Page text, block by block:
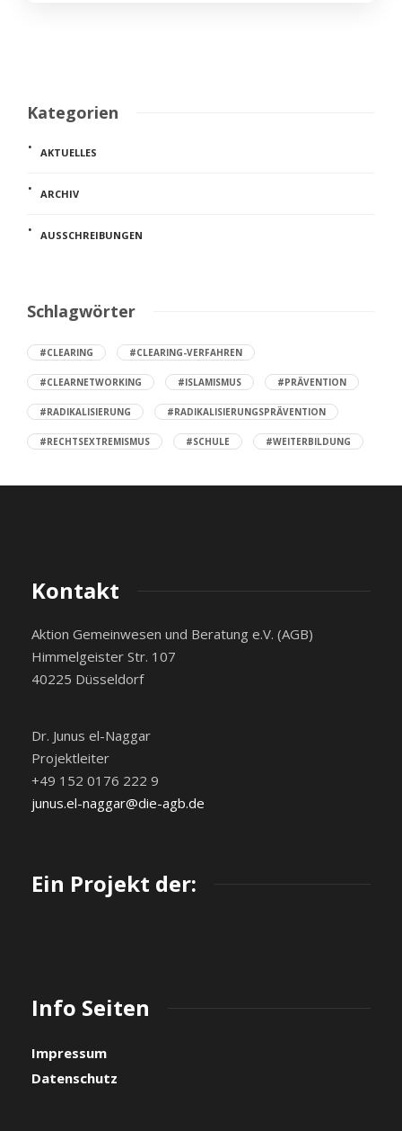
Kategorien
AKTUELLES
ARCHIV
AUSSCHREIBUNGEN
Schlagwörter
#CLEARING #CLEARING-VERFAHREN
#CLEARNETWORKING #ISLAMISMUS #PRÄVENTION
#RADIKALISIERUNG #RADIKALISIERUNGSPRÄVENTION
#RECHTSEXTREMISMUS #SCHULE #WEITERBILDUNG
Kontakt
Aktion Gemeinwesen und Beratung e.V. (AGB)
Himmelgeister Str. 107
40225 Düsseldorf
Dr. Junus el-Naggar
Projektleiter
+49 152 0176 222 9
junus.el-naggar@die-agb.de
Ein Projekt der:
Info Seiten
Impressum
Datenschutz